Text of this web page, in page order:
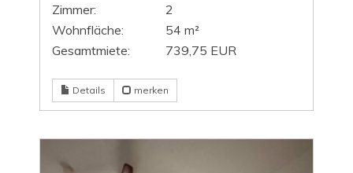
Zimmer:
2
Wohnfläche:
54 m²
Gesamtmiete:
739,75 EUR
Details merken